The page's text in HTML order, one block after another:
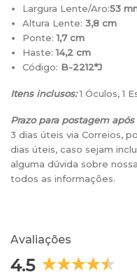
Largura Lente/Aro:53
Altura Lente:3,8 cm
Ponte:1,7 cm
Haste:14,2 cm
Código: B-2212*J
Itens inclusos:1 Óculos, 1
Prazo para postagem
3 dias úteis via Correios,
dias úteis, caso sejam
alguma dúvida sobre
todos as informações.
Avaliações
4.5